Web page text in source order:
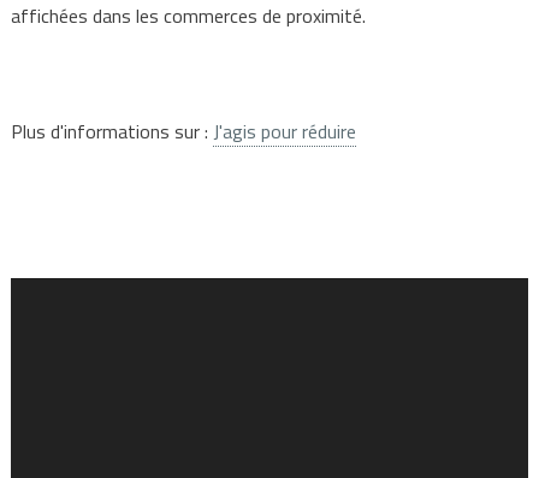
affichées dans les commerces de proximité.
Plus d'informations sur : J'agis pour réduire